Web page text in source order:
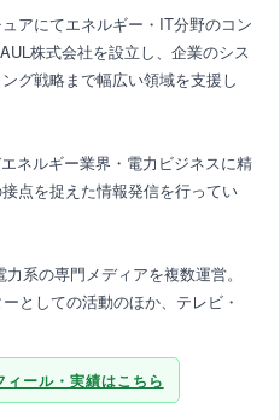
アにてエネルギー・IT分野のコン
株式会社を設立し、企業のシス
グ戦略まで幅広い領域を支援し
ネルギー業界・電力ビジネスに精
点を捉えた情報発信を行ってい
系の専門メディアを複数運営。
としての活動のほか、テレビ・
ール・実績はこちら